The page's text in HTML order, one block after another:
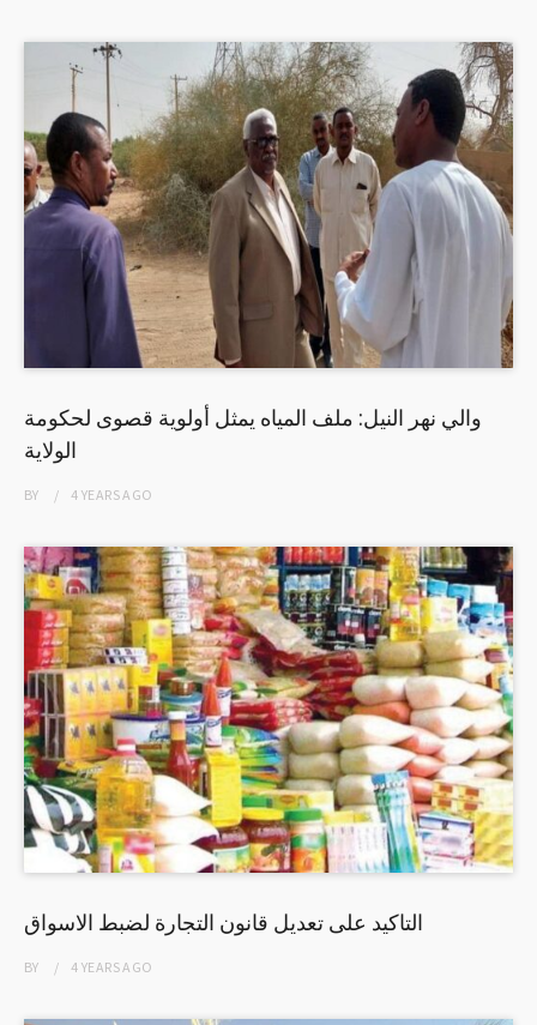
والي نهر النيل: ملف المياه يمثل أولوية قصوى لحكومة
الولاية
BY 4 YEARSAGO
التاكيد على تعديل قانون التجارة لضبط الاسواق
BY 4 YEARSAGO